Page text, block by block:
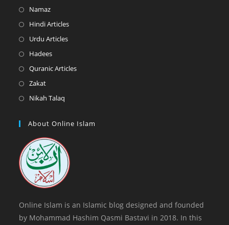
a
tab
NamazOpens
in
tab
Hindi ArticlesOpens
tab
Urdu ArticlesOpens
a
HadeesOpens
in
tab
Quranic ArticlesOpens
tab
ZakatOpens
in
new
Nikah Talaq
a
tab
About Online Islam
Online Islam is an Islamic blog designed and founded
by Mohammad Hashim Qasmi Bastavi in 2018. In this